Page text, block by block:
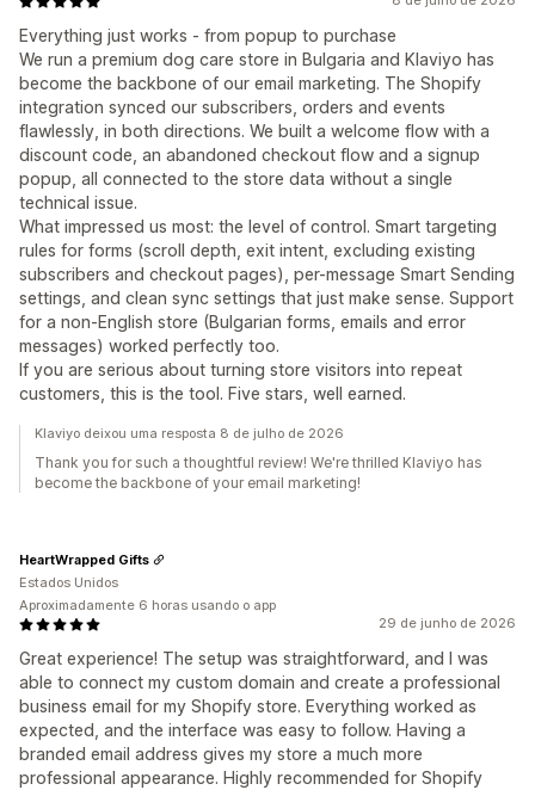
Everything just works - from popup to purchase
We run a premium dog care store in Bulgaria and Klaviyo has
become the backbone of our email marketing. The Shopify
integration synced our subscribers, orders and events
flawlessly, in both directions. We built a welcome flow with a
discount code, an abandoned checkout flow and a signup
popup, all connected to the store data without a single
technical issue.
What impressed us most: the level of control. Smart targeting
rules for forms (scroll depth, exit intent, excluding existing
subscribers and checkout pages), per-message Smart Sending
settings, and clean sync settings that just make sense. Support
for a non-English store (Bulgarian forms, emails and error
messages) worked perfectly too.
If you are serious about turning store visitors into repeat
customers, this is the tool. Five stars, well earned.
Klaviyo deixou uma resposta 8 de julho de 2026
Thank you for such a thoughtful review! We're thrilled Klaviyo has
become the backbone of your email marketing!
29 de junho de 2026
Great experience! The setup was straightforward, and I was
able to connect my custom domain and create a professional
business email for my Shopify store. Everything worked as
expected, and the interface was easy to follow. Having a
branded email address gives my store a much more
professional appearance. Highly recommended for Shopify
HeartWrapped Gifts
Estados Unidos
Aproximadamente 6 horas usando o app